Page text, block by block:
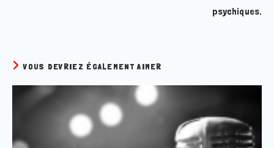
psychiques.
VOUS DEVRIEZ ÉGALEMENT AIMER